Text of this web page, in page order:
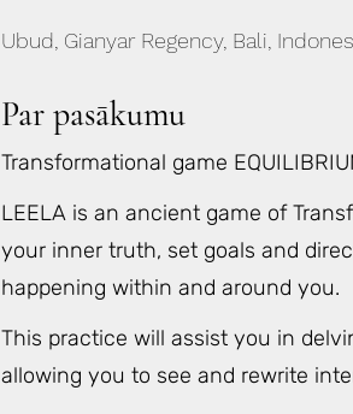
Ubud, Gianyar Regency, Bali,
Par pasākumu
Transformational game
LEELA is an ancient game of
your inner truth, set goals and
happening within and around you.
This practice will assist you in
allowing you to see and rewrite